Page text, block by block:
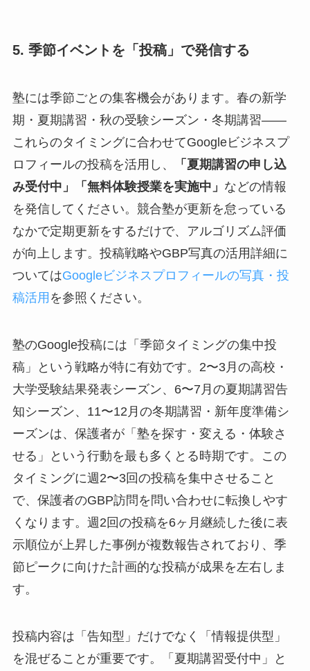
5. 季節イベントを「投稿」で発信する
塾には季節ごとの集客機会があります。春の新学
期・夏期講習・秋の受験シーズン・冬期講習——
これらのタイミングに合わせてGoogleビジネスプ
ロフィールの投稿を活用し、
「夏期講習の申し込
み受付中」「無料体験授業を実施中」 などの情報
を発信してください。競合塾が更新を怠っている
なかで定期更新をするだけで、アルゴリズム評価
が向上します。投稿戦略やGBP写真の活用詳細に
ついてはGoogleビジネスプロフィールの写真・投
稿活用 を参照ください。
塾のGoogle投稿には「季節タイミングの集中投
稿」という戦略が特に有効です。2〜3月の高校・
大学受験結果発表シーズン、6〜7月の夏期講習告
知シーズン、11〜12月の冬期講習・新年度準備シ
ーズンは、保護者が「塾を探す・変える・体験さ
せる」という行動を最も多くとる時期です。この
タイミングに週2〜3回の投稿を集中させること
で、保護者のGBP訪問を問い合わせに転換しやす
くなります。週2回の投稿を6ヶ月継続した後に表
示順位が上昇した事例が複数報告されており、季
節ピークに向けた計画的な投稿が成果を左右しま
す。
投稿内容は「告知型」だけでなく「情報提供型」
を混ぜることが重要です。「夏期講習受付中」と